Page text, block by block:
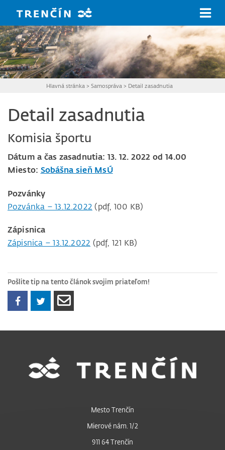
Hlavná stránka >Samospráva > Detail zasadnutia
Detail zasadnutia
Komisia športu
Dátum a čas zasadnutia: 13. 12. 2022 od 14.00
Miesto: Sobášna sieň MsÚ
Pozvánky
Pozvánka – 13.12.2022 (pdf, 100 KB)
Zápisnica
Zápisnica – 13.12.2022 (pdf, 121 KB)
Pošlite tip na tento článok svojim priateľom!
Mesto Trenčín
Mierové nám. 1/2
911 64 Trenčín